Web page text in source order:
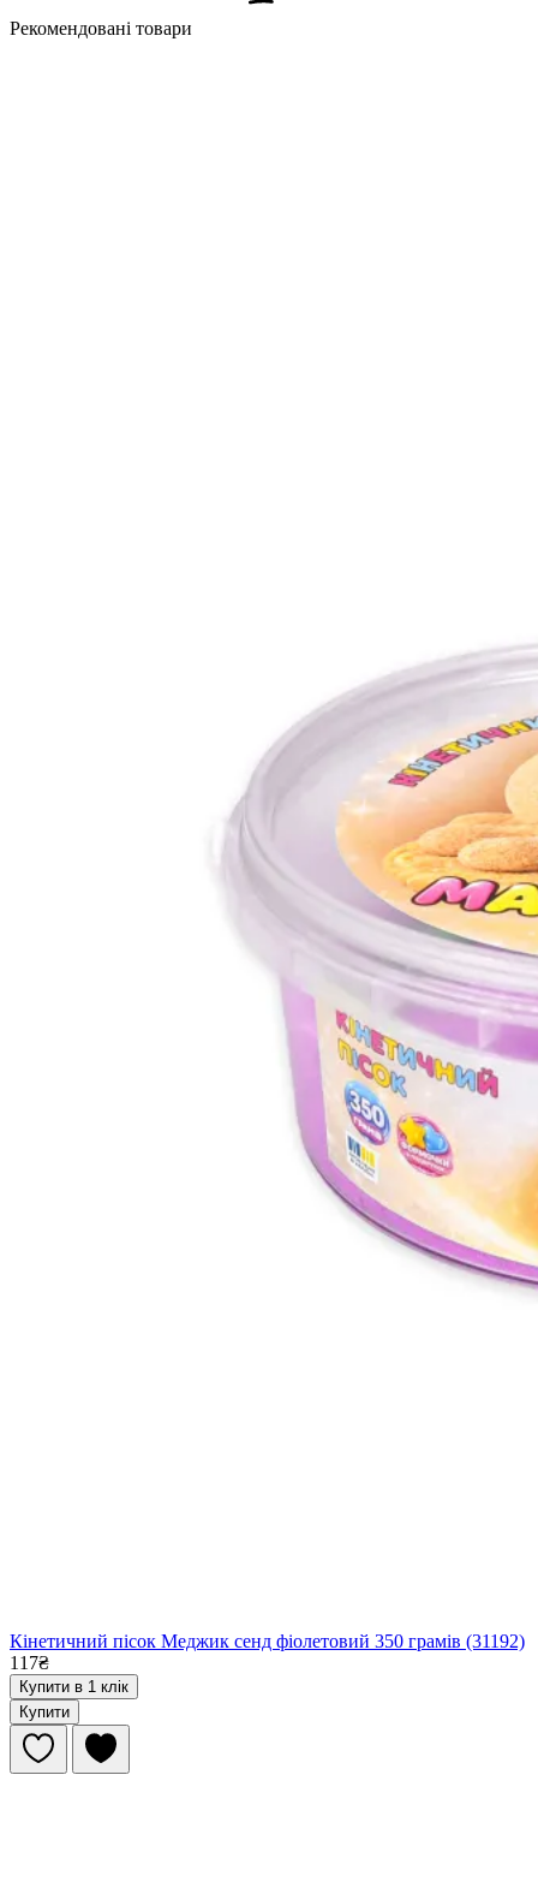
Рекомендовані товари
Кінетичний пісок Меджик сенд фіолетовий 350 грамів (31192)
117₴
Купити в 1 клік
Купити